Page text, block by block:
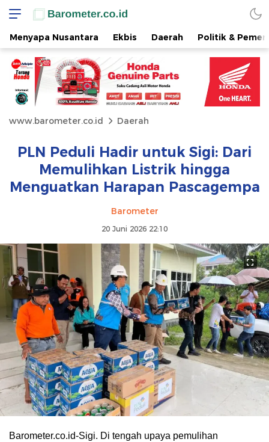
Menyapa Nusantara Ekbis Daerah Politik &
www.barometer.co.id Daerah
PLN Peduli Hadir untuk Sigi: Dari
Memulihkan Listrik hingga
Menguatkan Harapan Pascagempa
Barometer
20 Juni 2026 22:10
Barometer.co.id-Sigi. Di tengah upaya pemulihan